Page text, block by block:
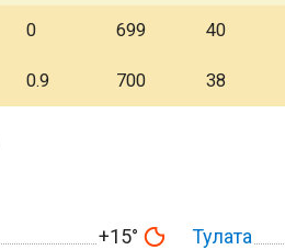
0 699 40
0.9 700 38
+15° Тулата